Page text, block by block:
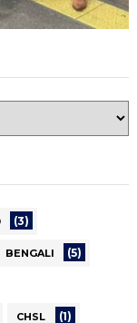
(3)
BENGALI (5)
CHSL (1)